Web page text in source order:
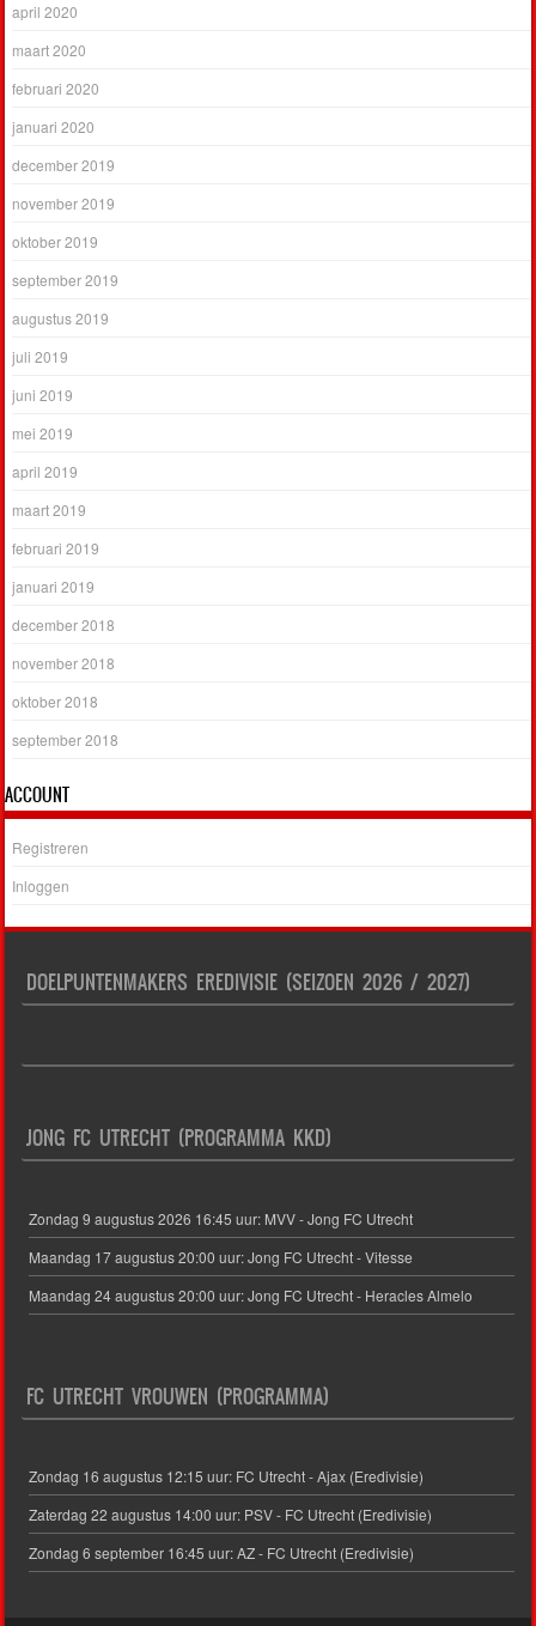
april 2020
maart 2020
februari 2020
januari 2020
december 2019
november 2019
oktober 2019
september 2019
augustus 2019
juli 2019
juni 2019
mei 2019
april 2019
maart 2019
februari 2019
januari 2019
december 2018
november 2018
oktober 2018
september 2018
ACCOUNT
Registreren
Inloggen
DOELPUNTENMAKERS EREDIVISIE (SEIZOEN 2026 / 2027)
JONG FC UTRECHT (PROGRAMMA KKD)
Zondag 9 augustus 2026 16:45 uur: MVV - Jong FC Utrecht
Maandag 17 augustus 20:00 uur: Jong FC Utrecht - Vitesse
Maandag 24 augustus 20:00 uur: Jong FC Utrecht - Heracles Almelo
FC UTRECHT VROUWEN (PROGRAMMA)
Zondag 16 augustus 12:15 uur: FC Utrecht - Ajax (Eredivisie)
Zaterdag 22 augustus 14:00 uur: PSV - FC Utrecht (Eredivisie)
Zondag 6 september 16:45 uur: AZ - FC Utrecht (Eredivisie)